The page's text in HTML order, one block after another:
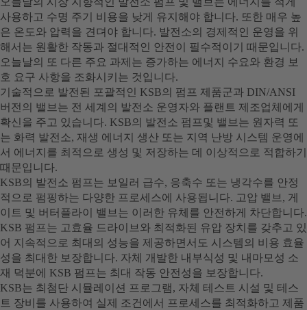
사용하고 수명 주기 비용을 낮게 유지해야 합니다. 또한 매우 높
은 온도와 압력을 견뎌야 합니다. 발전소의 경제적인 운영을 위
해서는 원활한 작동과 절대적인 안전이 필수적이기 때문입니다.
오늘날의 또 다른 주요 과제는 증가하는 에너지 수요와 환경 보
호 요구 사항을 조화시키는 것입니다.
기술적으로 발전된 포괄적인 KSB의 펌프 제품군과 DIN/ANSI
버전의 밸브는 전 세계의 발전소 운영자와 플랜트 제조업체에게
확신을 주고 있습니다. KSB의 발전소 펌프및 밸브는 원자력 또
는 화력 발전소, 재생 에너지 생산 또는 지역 난방 시스템 운영에
서 에너지를 최적으로 생성 및 저장하는 데 이상적으로 적합하기
때문입니다.
KSB의 발전소 펌프는 보일러 급수, 응축수 또는 냉각수를 안정
적으로 펌핑하는 다양한 프로세스에 사용됩니다. 고압 밸브, 게
이트 및 버터플라이 밸브는 이러한 유체를 안전하게 차단합니다.
KSB 펌프는 고효율 드라이브와 최적화된 유압 장치를 갖추고 있
어 지속적으로 최대의 성능을 제공하면서도 시스템의 비용 효율
성을 최대한 보장합니다. 자체 개발한 내부식성 및 내마모성 소
재 덕분에 KSB 펌프는 최대 작동 안전성을 보장합니다.
KSB는 최첨단 시뮬레이션 프로그램, 자체 테스트 시설 및 테스
트 장비를 사용하여 실제 조건에서 프로세스를 최적화하고 제품